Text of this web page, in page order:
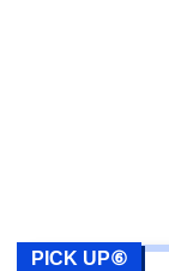
PICK UP⑥